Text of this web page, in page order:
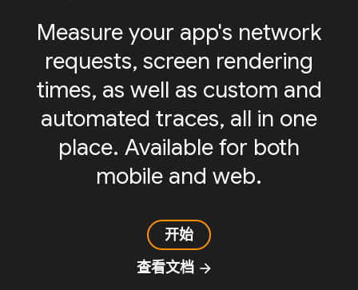
Measure your app's network
requests, screen rendering
times, as well as custom and
automated traces, all in one
place. Available for both
mobile and web.
开始
查看文档 arrow_forward